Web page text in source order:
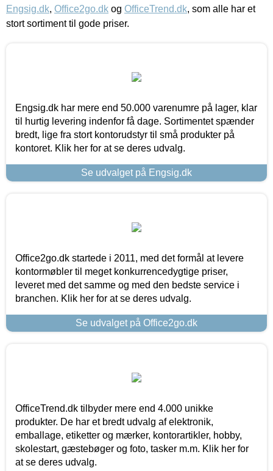
Engsig.dk, Office2go.dk og OfficeTrend.dk, som alle har et
stort sortiment til gode priser.
Engsig.dk har mere end 50.000 varenumre på lager, klar
til hurtig levering indenfor få dage. Sortimentet spænder
bredt, lige fra stort kontorudstyr til små produkter på
kontoret. Klik her for at se deres udvalg.
Se udvalget på Engsig.dk
Office2go.dk startede i 2011, med det formål at levere
kontormøbler til meget konkurrencedygtige priser,
leveret med det samme og med den bedste service i
branchen. Klik her for at se deres udvalg.
Se udvalget på Office2go.dk
OfficeTrend.dk tilbyder mere end 4.000 unikke
produkter. De har et bredt udvalg af elektronik,
emballage, etiketter og mærker, kontorartikler, hobby,
skolestart, gæstebøger og foto, tasker m.m. Klik her for
at se deres udvalg.